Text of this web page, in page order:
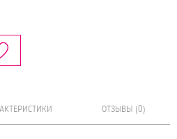
ОТЗЫВЫ (0)